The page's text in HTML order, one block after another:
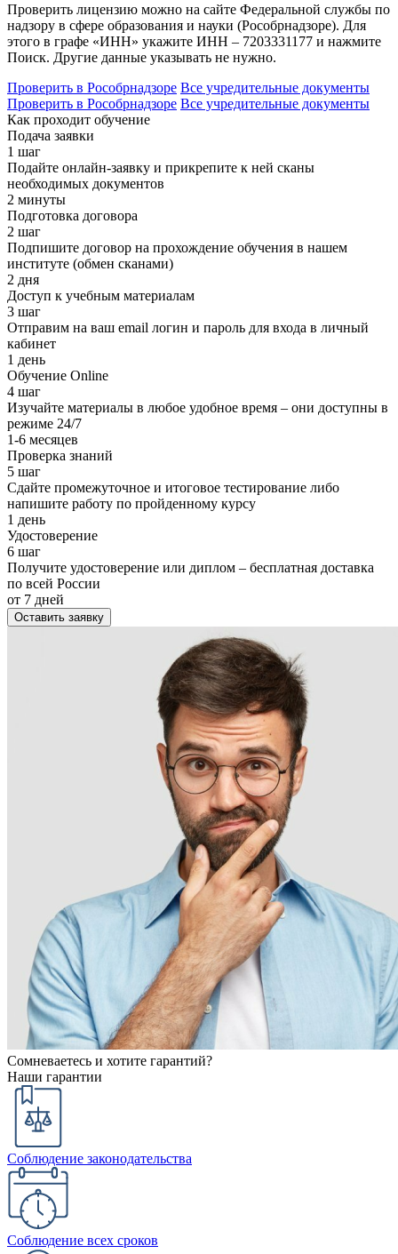
Проверить лицензию можно на сайте Федеральной службы по
надзору в сфере образования и науки (Рособрнадзоре). Для
этого в графе «ИНН» укажите ИНН – 7203331177 и нажмите
Поиск. Другие данные указывать не нужно.
Проверить в Рособрнадзоре Все учредительные документы
Проверить в Рособрнадзоре Все учредительные документы
Как проходит обучение
Подача заявки
1 шаг
Подайте онлайн-заявку и прикрепите к ней сканы
необходимых документов
2 минуты
Подготовка договора
2 шаг
Подпишите договор на прохождение обучения в нашем
институте (обмен сканами)
2 дня
Доступ к учебным материалам
3 шаг
Отправим на ваш email логин и пароль для входа в личный
кабинет
1 день
Обучение Online
4 шаг
Изучайте материалы в любое удобное время – они доступны в
режиме 24/7
1-6 месяцев
Проверка знаний
5 шаг
Сдайте промежуточное и итоговое тестирование либо
напишите работу по пройденному курсу
1 день
Удостоверение
6 шаг
Получите удостоверение или диплом – бесплатная доставка
по всей России
от 7 дней
Оставить заявку
Сомневаетесь и хотите гарантий?
Наши гарантии
Соблюдение законодательства
Соблюдение всех сроков